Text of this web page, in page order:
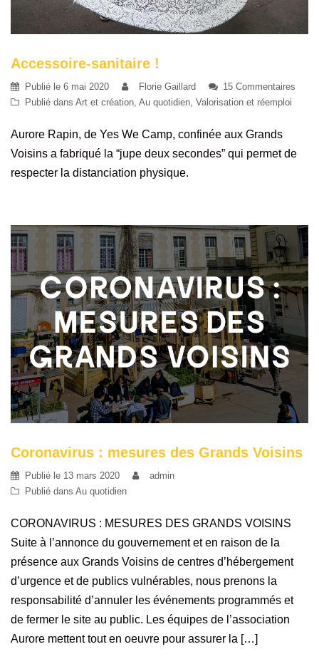
Accessoire-sanitaire !
Publié le 6 mai 2020 Florie Gaillard
15 Commentaires
Publié dans Art et création Au quotidien Valorisation et réemploi
Aurore Rapin, de Yes We Camp, confinée aux Grands
Voisins a fabriqué la “jupe deux secondes” qui permet de
respecter la distanciation physique.
Coronavirus : mesures des Grands Voisins
Publié le 13 mars 2020
admin
Publié dans Au quotidien
CORONAVIRUS : MESURES DES GRANDS VOISINS
Suite à l’annonce du gouvernement et en raison de la
présence aux Grands Voisins de centres d’hébergement
d’urgence et de publics vulnérables, nous prenons la
responsabilité d’annuler les événements programmés et
de fermer le site au public. Les équipes de l’association
Aurore mettent tout en oeuvre pour assurer la […]